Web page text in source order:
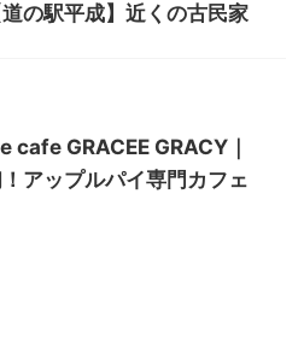
の駅平成】近くの古民家
cafe GRACEE GRACY｜
アップルパイ専門カフェ